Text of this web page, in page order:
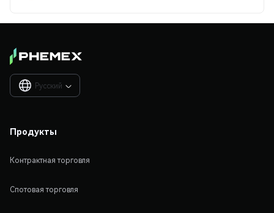
Русский 
Продукты
Контрактная торговля
Спотовая торговля